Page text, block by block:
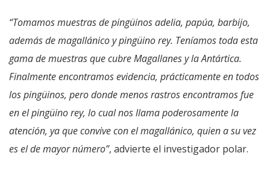
“Tomamos muestras de pingüinos adelia, papúa, barbijo,
además de magallánico y pingüino rey. Teníamos toda esta
gama de muestras que cubre Magallanes y la Antártica.
Finalmente encontramos evidencia, prácticamente en todos
los pingüinos, pero donde menos rastros encontramos fue
en el pingüino rey, lo cual nos llama poderosamente la
atención, ya que convive con el magallánico, quien a su vez
es el de mayor número”, advierte el investigador polar.